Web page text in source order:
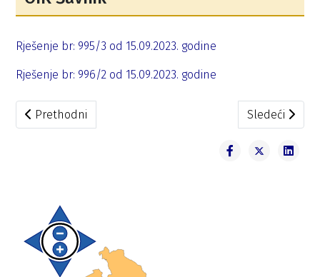
Rješenje br: 995/3 od 15.09.2023. godine
Rješenje br: 996/2 od 15.09.2023. godine
Prethodni članak: DIK usvojila dva prigovora na rad OIK
Prethodni Sledeći
Sledeći